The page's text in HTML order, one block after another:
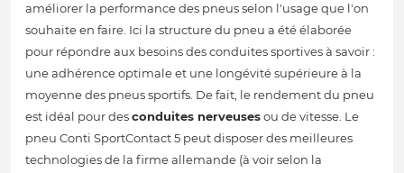
améliorer la performance des pneus selon l'usage que l'on
souhaite en faire. Ici la structure du pneu a été élaborée
pour répondre aux besoins des conduites sportives à savoir :
une adhérence optimale et une longévité supérieure à la
moyenne des pneus sportifs. De fait, le rendement du pneu
est idéal pour desconduites nerveusesou de vitesse. Le
pneu Conti SportContact 5 peut disposer des meilleures
technologies de la firme allemande (à voir selon la